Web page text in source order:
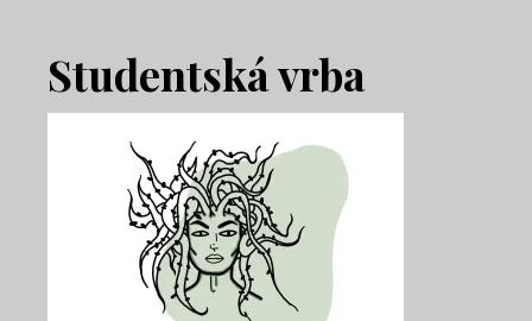
Footer
Studentská vrba